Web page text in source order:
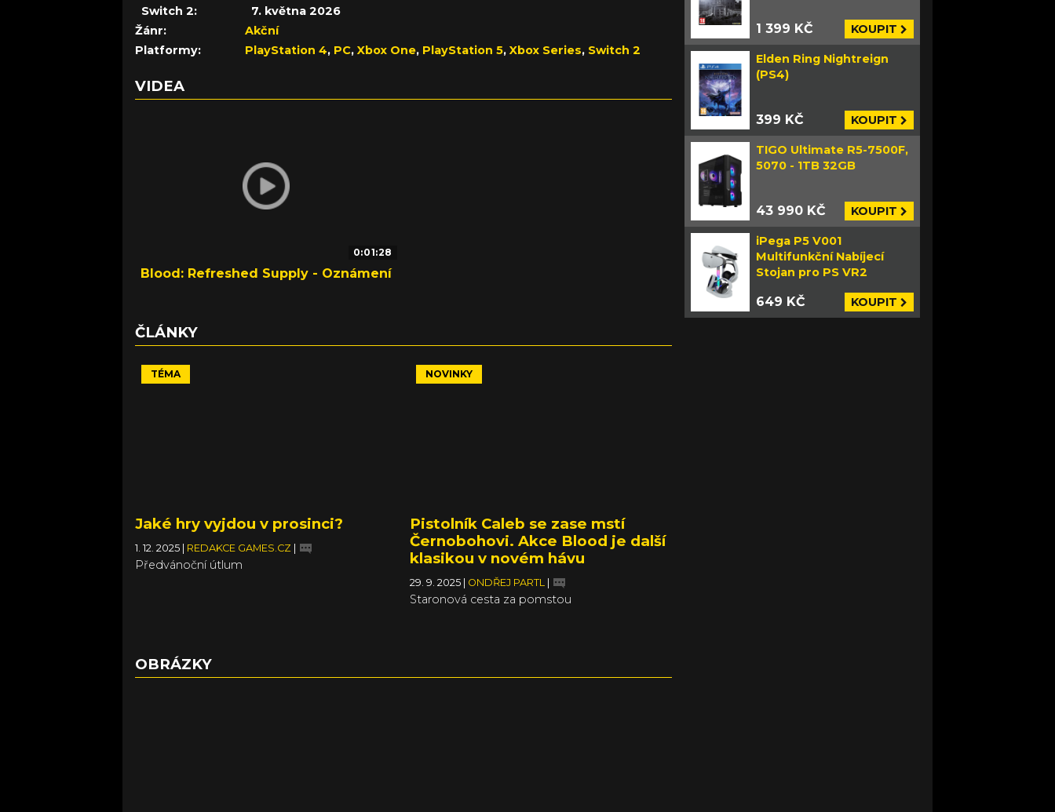
Switch 2:
7. května 2026
Žánr:
Akční
Platformy:
PlayStation 4, PC, Xbox One, PlayStation 5, Xbox Series, Switch 2
VIDEA
0:01:28
Blood: Refreshed Supply - Oznámení
ČLÁNKY
TÉMA
Jaké hry vyjdou v prosinci?
1. 12. 2025 REDAKCE GAMES.CZ
Předvánoční útlum
NOVINKY
Pistolník Caleb se zase mstí
Černobohovi. Akce Blood je další
klasikou v novém hávu
29. 9. 2025 ONDŘEJ PARTL
Staronová cesta za pomstou
OBRÁZKY
1 399 KČ KOUPIT
Elden Ring Nightreign
(PS4)
399 KČ KOUPIT
TIGO Ultimate R5-7500F,
5070 - 1TB 32GB
43 990 KČ KOUPIT
iPega P5 V001
Multifunkční Nabíjecí
Stojan pro PS VR2
649 KČ KOUPIT